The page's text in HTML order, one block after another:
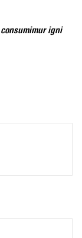
igni